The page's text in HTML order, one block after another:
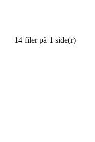
14 filer på 1 side(r)